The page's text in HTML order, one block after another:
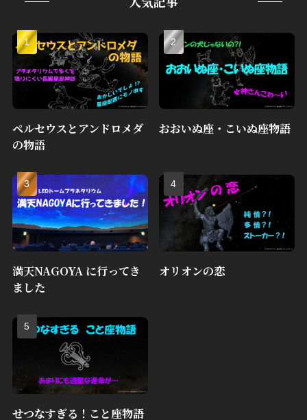
ペルセウスとアンドロメダ
の物語
おおいぬ座・こいぬ座物語
満天NAGOYA に行ってき
ました
オリオンの恋
せつなすぎる！こと座物語